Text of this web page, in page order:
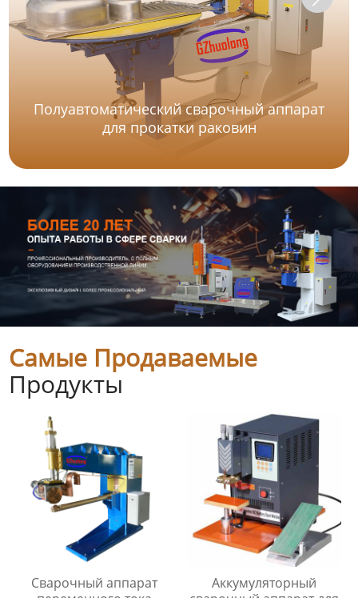
Полуавтоматический сварочный аппарат
для прокатки раковин
Самые Продаваемые
Продукты
Сварочный аппарат
Аккумуляторный